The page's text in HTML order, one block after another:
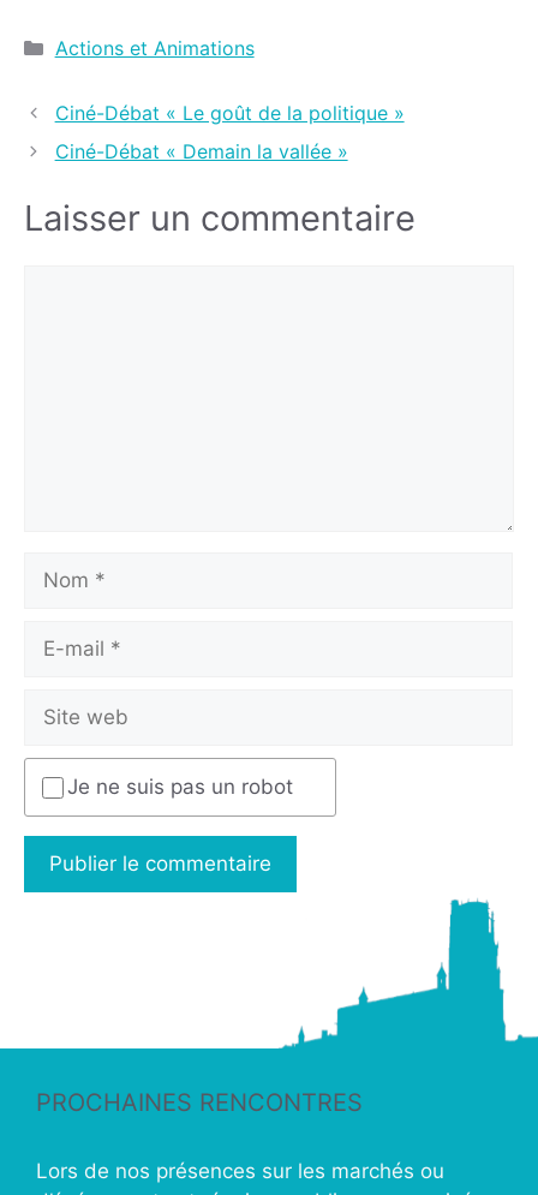
Actions et Animations
Ciné-Débat « Le goût de la politique »
Ciné-Débat « Demain la vallée »
Laisser un commentaire
Je ne suis pas un robot
PROCHAINES RENCONTRES
Lors de nos présences sur les marchés ou